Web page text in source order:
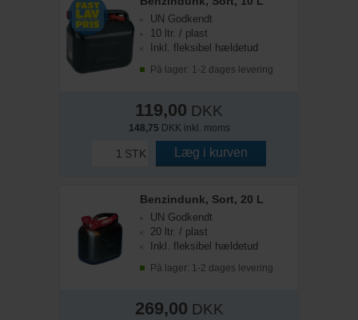
UN Godkendt
10 ltr. / plast
Inkl. fleksibel hældetud
På lager: 1-2 dages levering
119,00 DKK
148,75 DKK inkl. moms
STK Læg i kurven
Benzindunk, Sort, 20 L
UN Godkendt
20 ltr. / plast
Inkl. fleksibel hældetud
På lager: 1-2 dages levering
269,00 DKK